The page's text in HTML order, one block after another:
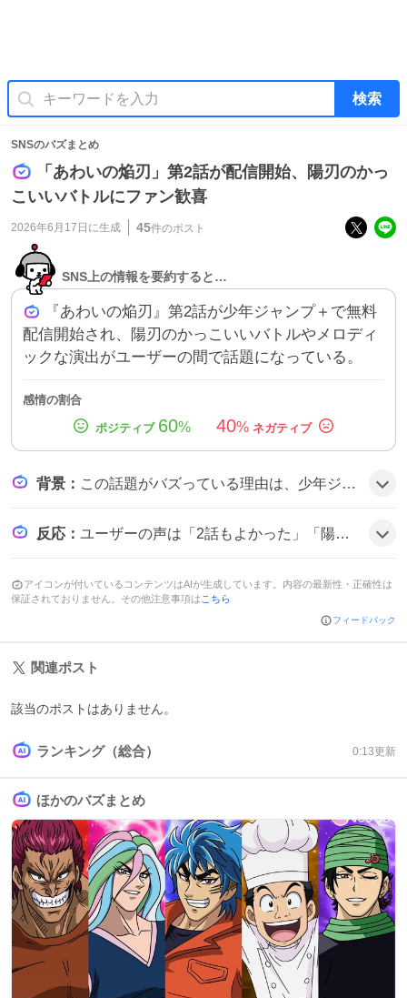
検索
SNSのバズまとめ
「あわいの焔刃」第2話が配信開始、陽刃のかっ
こいいバトルにファン歓喜
2026年6月17日 に生成 45件のポスト
SNS上の情報を要約すると…
『あわいの焔刃』第2話が少年ジャンプ＋で無料
配信開始され、陽刃のかっこいいバトルやメロディ
ックな演出がユーザーの間で話題になっている。
感情の割合
60% 40%
背景 ： この話題がバズっている理由は、少年ジャンプ＋が全話無料配信という手軽さで新連載『あわいの焔刃』を広く届け、陽刃のかっこいいバトルやメロディックな演出、タバコシーンなど個性的な要素がユーザーの関心を引き、SNS上で次々に感想が拡散されたことにあるとみられる。
反応 ： ユーザーの声は「2話もよかった」「陽刃さんドカメロ」「めっちゃ良い アクションがかっこよくてわかりやすい」「メロすぎ」など好意的で、作品への期待感が高まっている様子だ。
アイコンが付いているコンテンツはAIが生成しています。内容の最新性・正確性は
保証されておりません。その他注意事項は こちら
フィードバック
関連ポスト
該当のポストはありません。
ランキング（総合） 0:13更新
ほかのバズまとめ